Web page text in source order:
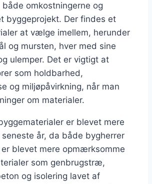
omkostningerne og
byggeprojekt. Der findes et
at vælge imellem, herunder
og mursten, hver med sine
ulemper. Det er vigtigt at
som holdbarhed,
og miljøpåvirkning, når man
om materialer.
er blevet mere
år, da både bygherrer
blevet mere opmærksomme
som genbrugstræ,
og isolering lavet af